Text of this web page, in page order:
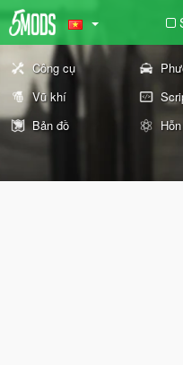
Công cụ
Vũ khí
Bản đồ